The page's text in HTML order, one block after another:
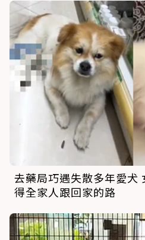
去藥局巧遇失散多年愛犬
得全家人跟回家的路